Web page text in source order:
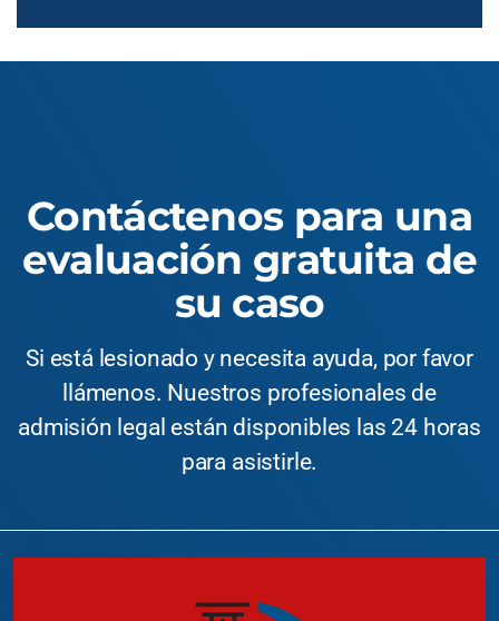
Contáctenos para una
evaluación gratuita de
su caso
Si está lesionado y necesita ayuda, por favor
llámenos. Nuestros profesionales de
admisión legal están disponibles las 24 horas
para asistirle.